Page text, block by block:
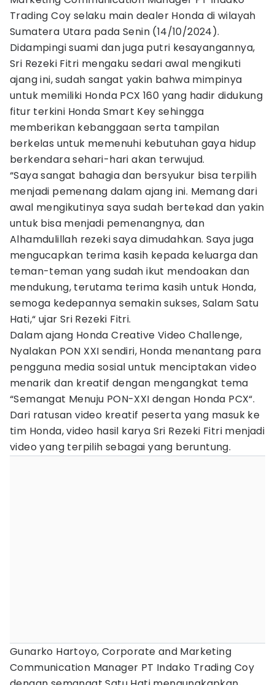
Trading Coy selaku main dealer Honda di wilayah
Sumatera Utara pada Senin (14/10/2024).
Didampingi suami dan juga putri kesayangannya,
Sri Rezeki Fitri mengaku sedari awal mengikuti
ajang ini, sudah sangat yakin bahwa mimpinya
untuk memiliki Honda PCX 160 yang hadir didukung
fitur terkini Honda Smart Key sehingga
memberikan kebanggaan serta tampilan
berkelas untuk memenuhi kebutuhan gaya hidup
berkendara sehari-hari akan terwujud.
“Saya sangat bahagia dan bersyukur bisa terpilih
menjadi pemenang dalam ajang ini. Memang dari
awal mengikutinya saya sudah bertekad dan yakin
untuk bisa menjadi pemenangnya, dan
Alhamdulillah rezeki saya dimudahkan. Saya juga
mengucapkan terima kasih kepada keluarga dan
teman-teman yang sudah ikut mendoakan dan
mendukung, terutama terima kasih untuk Honda,
semoga kedepannya semakin sukses, Salam Satu
Hati,“ ujar Sri Rezeki Fitri.
Dalam ajang Honda Creative Video Challenge,
Nyalakan PON XXI sendiri, Honda menantang para
pengguna media sosial untuk menciptakan video
menarik dan kreatif dengan mengangkat tema
“Semangat Menuju PON-XXI dengan Honda PCX“.
Dari ratusan video kreatif peserta yang masuk ke
tim Honda, video hasil karya Sri Rezeki Fitri menjadi
video yang terpilih sebagai yang beruntung.
Gunarko Hartoyo, Corporate and Marketing
Communication Manager PT Indako Trading Coy